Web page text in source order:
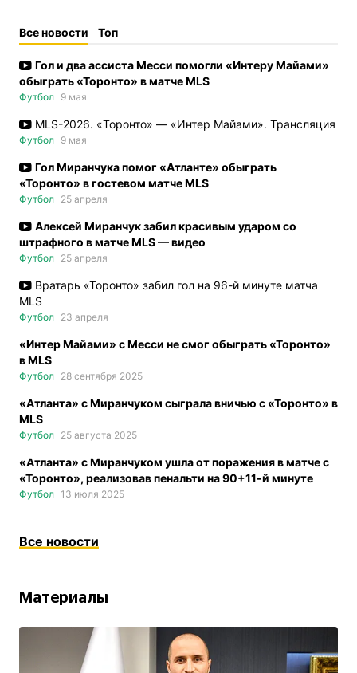
Все новости Топ
Гол и два ассиста Месси помогли «Интеру Майами»
обыграть «Торонто» в матче MLS
Футбол 9 мая
MLS-2026. «Торонто» — «Интер Майами». Трансляция
Футбол 9 мая
Гол Миранчука помог «Атланте» обыграть
«Торонто» в гостевом матче MLS
Футбол 25 апреля
Алексей Миранчук забил красивым ударом со
штрафного в матче MLS — видео
Футбол 25 апреля
Вратарь «Торонто» забил гол на 96-й минуте матча
MLS
Футбол 23 апреля
«Интер Майами» с Месси не смог обыграть «Торонто»
в MLS
Футбол 28 сентября 2025
«Атланта» с Миранчуком сыграла вничью с «Торонто» в
MLS
Футбол 25 августа 2025
«Атланта» с Миранчуком ушла от поражения в матче с
«Торонто», реализовав пенальти на 90+11-й минуте
Футбол 13 июля 2025
Все новости
Материалы